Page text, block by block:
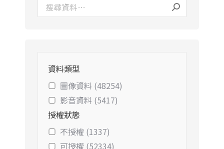
資料類型
圖像資料 (48254)
影音資料 (5417)
授權狀態
不授權 (1337)
可授權 (52334)